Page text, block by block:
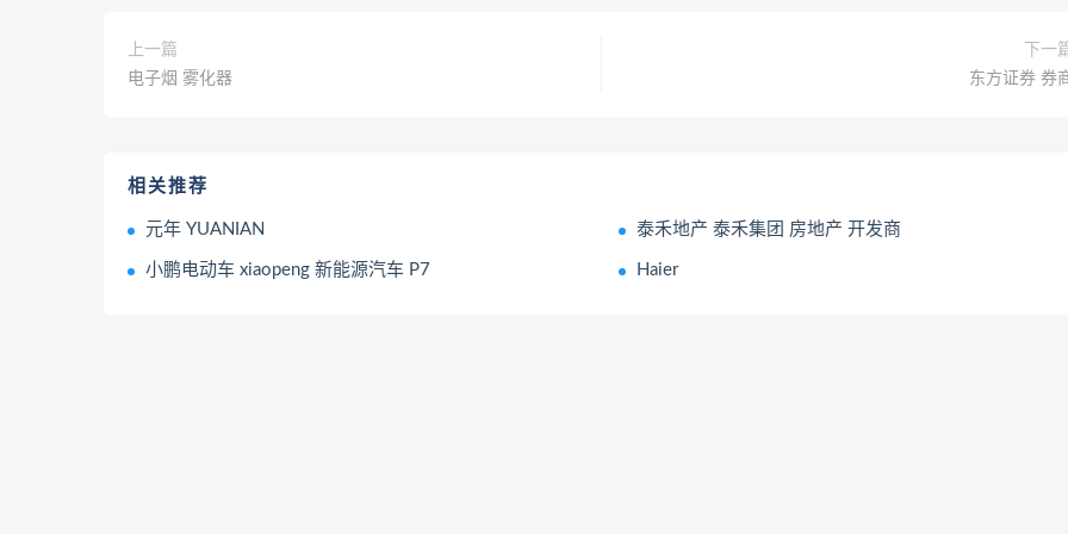
上一篇
电子烟 雾化器
下一
东方证券 券
相关推荐
元年 YUANIAN 泰禾地产 泰禾集团 房地产 开发商
小鹏电动车 xiaopeng 新能源汽车 P7 Haier